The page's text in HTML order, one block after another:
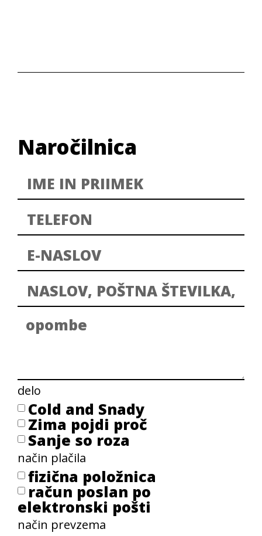
Naročilnica
delo
Cold and Snady
Zima pojdi proč
Sanje so roza
način plačila
fizična položnica
račun poslan po
elektronski pošti
način prevzema